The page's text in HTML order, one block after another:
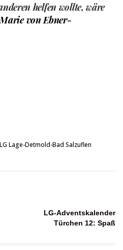
helfen wollte, wäre
Marie von Ebner-
LG Lage-Detmold-Bad Salzuflen
LG-Adventskalender
Türchen 12: Spaß